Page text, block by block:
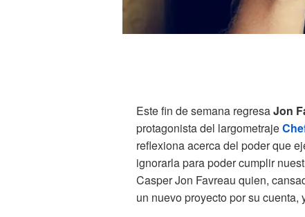
Este fin de semana regresaJon
protagonista del largometraje
reflexiona acerca del poder que
ignorarla para poder cumplir
Casper Jon Favreau quien,
un nuevo proyecto por su